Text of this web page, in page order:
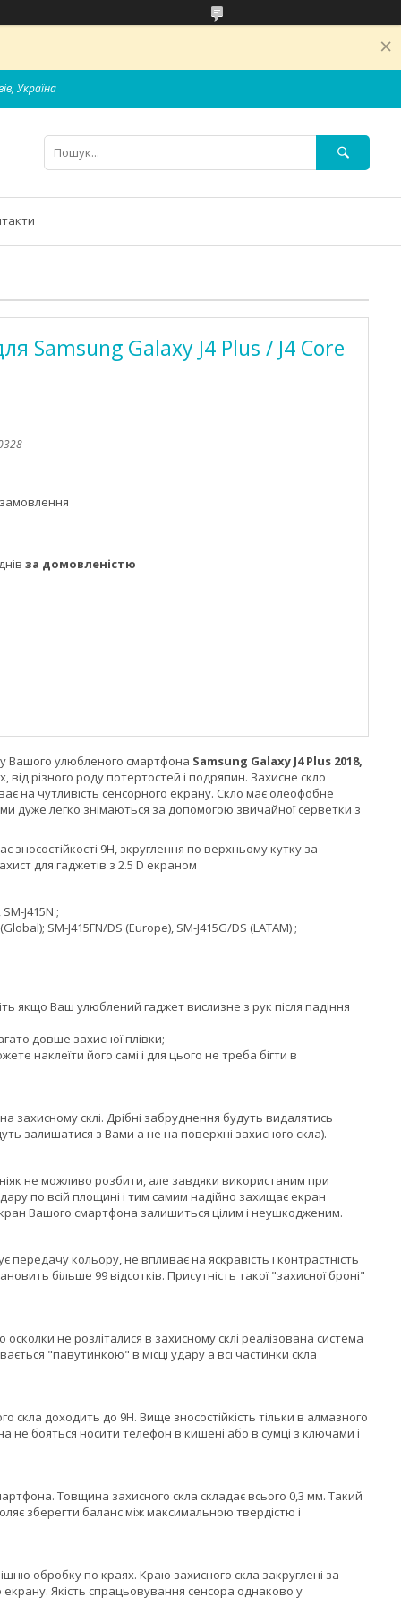
Україна
Samsung Galaxy J4 Plus / J4 Core
за домовленістю
Вашого улюбленого смартфона Samsung Galaxy J4 Plus 2018,
різного роду потертостей і подряпин. Захисне скло
на чутливість сенсорного екрану. Скло має олеофобне
дуже легко знімаються за допомогою звичайної серветки з
9H, зкруглення по верхньому кутку за
для гаджетів з 2.5 D екраном
J415N ;
SM-J415FN/DS (Europe), SM-J415G/DS (LATAM) ;
якщо Ваш улюблений гаджет вислизне з рук після падіння
довше захисної плівки;
наклеїти його самі і для цього не треба бігти в
захисному склі. Дрібні забруднення будуть видалятись
залишатися з Вами а не на поверхні захисного скла).
не можливо розбити, але завдяки використаним при
по всій площині і тим самим надійно захищає екран
Вашого смартфона залишиться цілим і неушкодженим.
кольору, не впливає на яскравість і контрастність
більше 99 відсотків. Присутність такої "захисної броні"
не розліталися в захисному склі реалізована система
"павутинкою" в місці удару а всі частинки скла
скла доходить до 9H. Вище зносостійкість тільки в алмазного
бояться носити телефон в кишені або в сумці з ключами і
Товщина захисного скла складає всього 0,3 мм. Такий
зберегти баланс між максимальною твердістю і
обробку по краях. Краю захисного скла закруглені за
Якість спрацьовування сенсора однаково у